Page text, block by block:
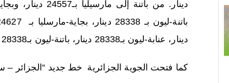
دينار، عنابة-ليون بـ28338 دينار، باتنة-ليون بـ28338 دينار، قسنطينة-تولوز بـ 25358 دينار.
كما فتحت الجوية الجزائرية خط جديد “الجزائر – سان